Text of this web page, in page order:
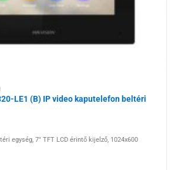
LE1 (B) IP video kaputelefon beltéri
egység, 7" TFT LCD érintő kijelző, 1024x600